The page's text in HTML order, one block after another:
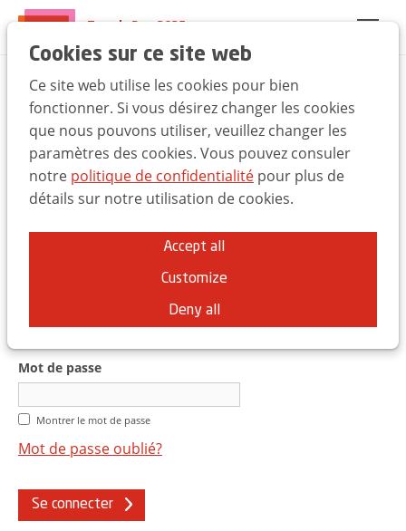
Cookies sur ce site web
Ce site web utilise les cookies pour bien
fonctionner. Si vous désirez changer les cookies
que nous pouvons utiliser, veuillez changer les
paramètres des cookies. Vous pouvez consuler
notre politique de confidentialité pour plus de
détails sur notre utilisation de cookies.
Accept all
Customize
Deny all
Bienvenue à l'UBA
Trends Day
Vous pouvez utiliser les mêmes identifiants que pour
le siteubabelgium.be.
Mot de passe
Montrer le mot de passe
Mot de passe oublié?
Se connecter